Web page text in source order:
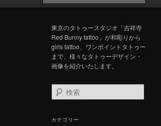
索
東京のタトゥースタジオ「吉祥寺
Red Bunny tattoo」が和彫りから
girls tattoo、ワンポイントタトゥー
まで、様々なタトゥーデザイン・
画像を紹介いたします。
検
索
カテゴリー